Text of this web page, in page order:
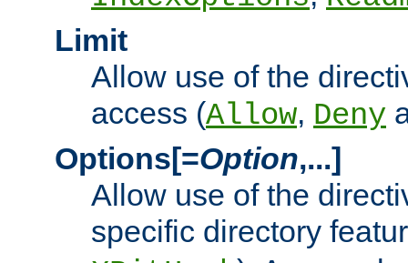
Limit
Allow use of the
access (Allow, Deny
Options[=Option,...]
Allow use of the
specific directory